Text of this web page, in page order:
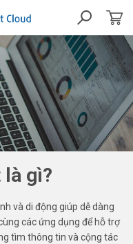
là gì?
và di động giúp dễ dàng
các ứng dụng để hỗ trợ
tìm thông tin và cộng tác